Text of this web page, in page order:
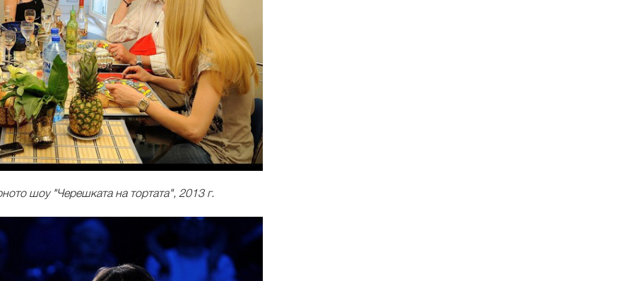
шоу "Черешката на тортата", 2013 г.